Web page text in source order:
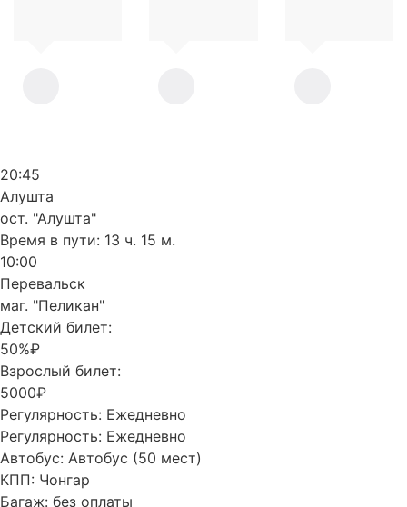
20:45
Алушта
ост. "Алушта"
Время в пути: 13 ч. 15 м.
10:00
Перевальск
маг. "Пеликан"
Детский билет:
50%₽
Взрослый билет:
5000₽
Регулярность: Ежедневно
Регулярность: Ежедневно
Автобус: Автобус (50 мест)
КПП: Чонгар
Багаж: без оплаты